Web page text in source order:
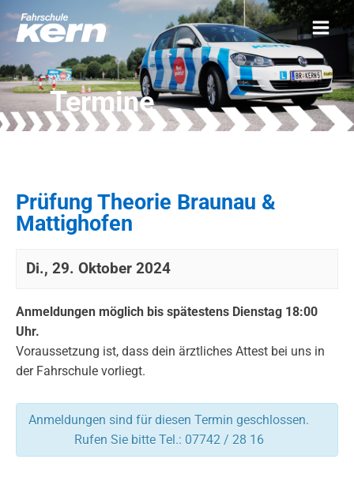
Termine
Prüfung Theorie Braunau &
Mattighofen
Di., 29. Oktober 2024
Anmeldungen möglich bis spätestens Dienstag 18:00
Uhr.
Voraussetzung ist, dass dein ärztliches Attest bei uns in
der Fahrschule vorliegt.
Anmeldungen sind für diesen Termin geschlossen.
Rufen Sie bitte Tel.: 07742 / 28 16